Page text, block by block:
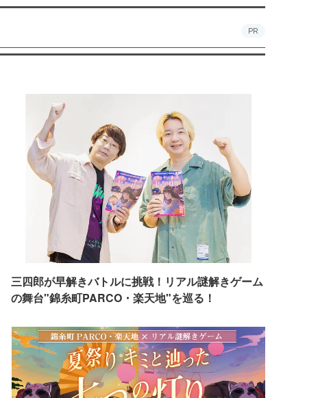
PR
三四郎が早解きバトルに挑戦！リアル謎解きゲーム
の舞台"錦糸町PARCO・楽天地"を巡る！